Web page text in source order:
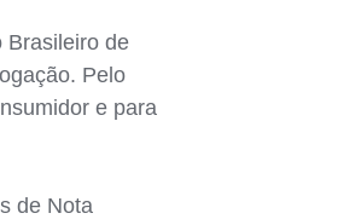
Brasileiro de
Pelo
e para
de Nota